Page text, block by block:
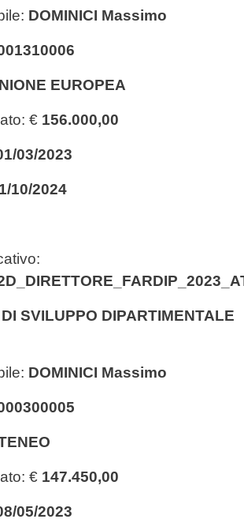
DOMINICI Massimo
EUROPEA
€ 156.000,00
03/2023
10/2024
SVILUPPO DIPARTIMENTALE
DOMINICI Massimo
€ 147.450,00
05/2023